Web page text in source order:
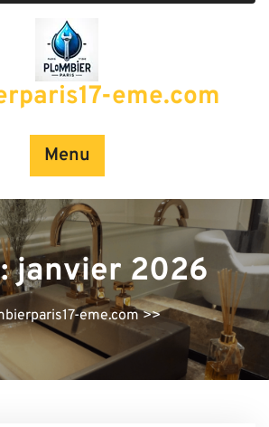
eme.com
Menu
:janvier 2026
eme.com>>